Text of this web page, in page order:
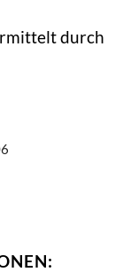
durch